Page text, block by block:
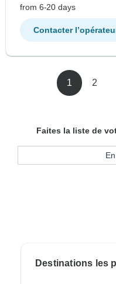
from 6-20 days
Contacter
1 2
Faites la liste de
Destinations les